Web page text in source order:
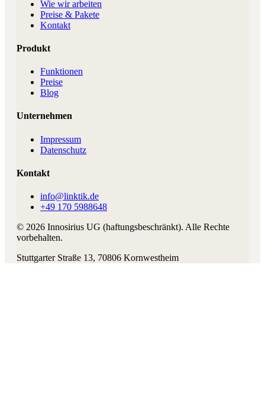
Wie wir arbeiten
Preise & Pakete
Kontakt
Produkt
Funktionen
Preise
Blog
Unternehmen
Impressum
Datenschutz
Kontakt
info@linktik.de
+49 170 5988648
© 2026 Innosirius UG (haftungsbeschränkt). Alle Rechte
vorbehalten.
Stuttgarter Straße 13, 70806 Kornwestheim